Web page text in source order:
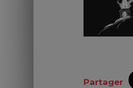
Partager